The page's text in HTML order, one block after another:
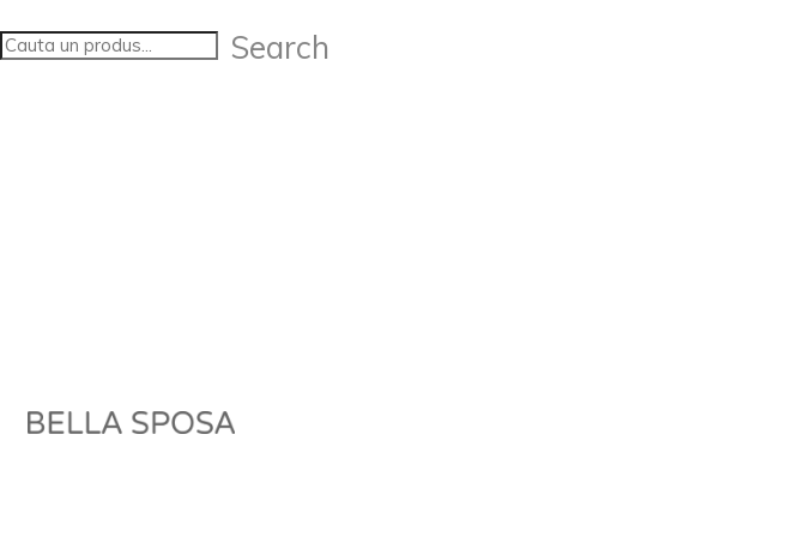
Search